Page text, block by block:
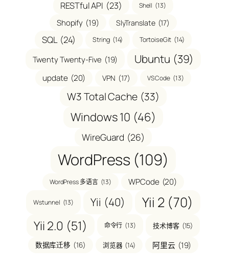
RESTful API (23) Shell (13)
Shopify (19) SlyTranslate (17)
SQL (24) String (14) TortoiseGit (14)
Twenty Twenty-Five (19) Ubuntu (39)
update (20) VPN (17) VS Code (13)
W3 Total Cache (33)
Windows 10 (46)
WireGuard (26)
WordPress (109)
WordPress 多语言 (13) WPCode (20)
Wstunnel (13) Yii (40) Yii 2 (70)
Yii 2.0 (51) 命令行 (13) 技术博客 (15)
数据库迁移 (16) 浏览器 (14) 阿里云 (19)